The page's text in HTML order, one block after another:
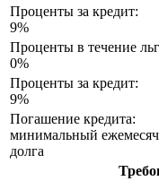
Проценты за кредит:
9%
Проценты в течение
0%
Проценты за кредит:
9%
Погашение кредита:
минимальный
долга